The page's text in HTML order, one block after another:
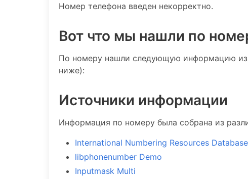
Номер телефона введен некорректно.
Вот что мы нашли по
По номеру нашли следующую информацию из
ниже):
Источники информации
Информация по номеру была собрана из
International Numbering Resources Database
libphonenumber Demo
Inputmask Multi